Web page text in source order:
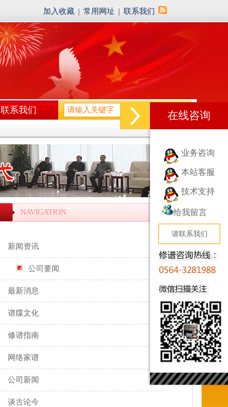
加入收藏 | 常用网址 | 联系我们
联系我们
NAVIGATION
新闻资讯
公司要闻
最新消息
谱牒文化
修谱指南
网络家谱
公司新闻
谈古论今
在线咨询
业务咨询
本站客服
技术支持
给我留言
请联系我们